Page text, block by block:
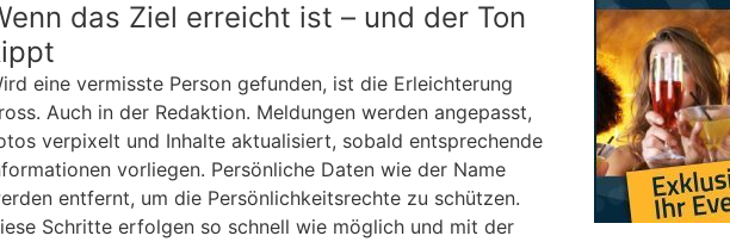
das Ziel erreicht ist – und der Ton
eine vermisste Person gefunden, ist die Erleichterung
Auch in der Redaktion. Meldungen werden angepasst,
verpixelt und Inhalte aktualisiert, sobald entsprechende
vorliegen. Persönliche Daten wie der Name
entfernt, um die Persönlichkeitsrechte zu schützen.
Schritte erfolgen so schnell wie möglich und mit der